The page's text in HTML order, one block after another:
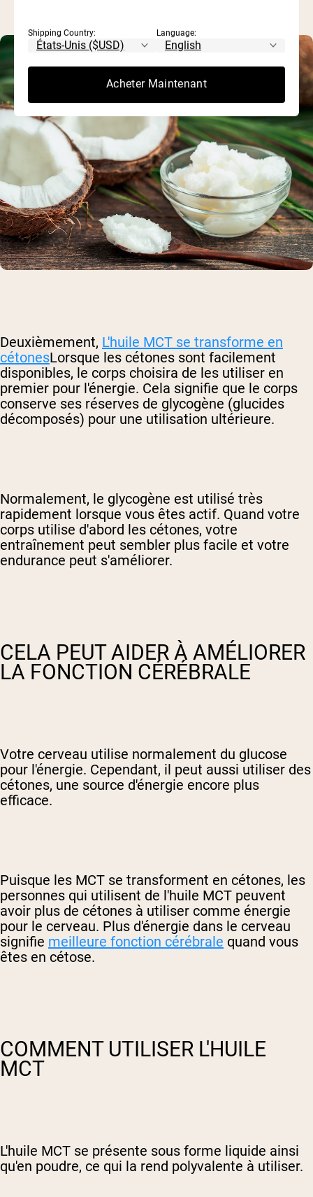
Deuxièmement, L'huile MCT se transforme en
cétonesLorsque les cétones sont facilement
disponibles, le corps choisira de les utiliser en
premier pour l'énergie. Cela signifie que le corps
conserve ses réserves de glycogène (glucides
décomposés) pour une utilisation ultérieure.
Normalement, le glycogène est utilisé très
rapidement lorsque vous êtes actif. Quand votre
corps utilise d'abord les cétones, votre
entraînement peut sembler plus facile et votre
endurance peut s'améliorer.
CELA PEUT AIDER À AMÉLIORER
LA FONCTION CÉRÉBRALE
Votre cerveau utilise normalement du glucose
pour l'énergie. Cependant, il peut aussi utiliser des
cétones, une source d'énergie encore plus
efficace.
Puisque les MCT se transforment en cétones, les
personnes qui utilisent de l'huile MCT peuvent
avoir plus de cétones à utiliser comme énergie
pour le cerveau. Plus d'énergie dans le cerveau
signifie meilleure fonction cérébrale quand vous
êtes en cétose.
COMMENT UTILISER L'HUILE
MCT
L'huile MCT se présente sous forme liquide ainsi
qu'en poudre, ce qui la rend polyvalente à utiliser.
Shipping Country: Language:
Acheter Maintenant